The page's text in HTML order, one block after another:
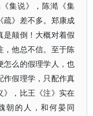
集说》，陈澔《集
疏》差不多。郑康成
是颠倒！大概对着假
，他总不信。至于陈
怎么的假理学人，也
作假理学，只配作真
，比王《注》实在
朝的人，和何晏同